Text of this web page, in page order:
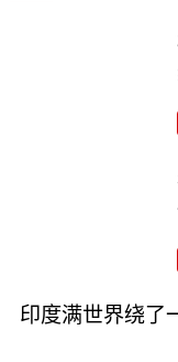
印度满世界绕了